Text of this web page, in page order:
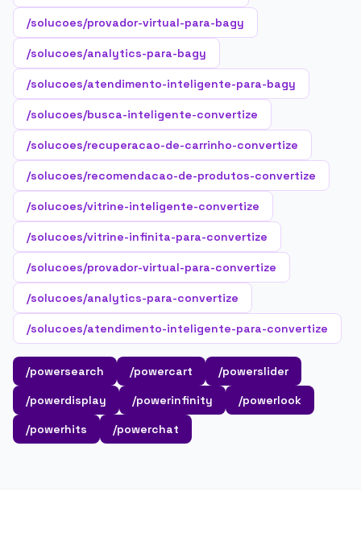
/solucoes/provador-virtual-para-bagy
/solucoes/analytics-para-bagy
/solucoes/atendimento-inteligente-para-bagy
/solucoes/busca-inteligente-convertize
/solucoes/recuperacao-de-carrinho-convertize
/solucoes/recomendacao-de-produtos-convertize
/solucoes/vitrine-inteligente-convertize
/solucoes/vitrine-infinita-para-convertize
/solucoes/provador-virtual-para-convertize
/solucoes/analytics-para-convertize
/solucoes/atendimento-inteligente-para-convertize
/powersearch /powercart
/powerslider
/powerdisplay
/powerinfinity
/powerlook
/powerhits
/powerchat